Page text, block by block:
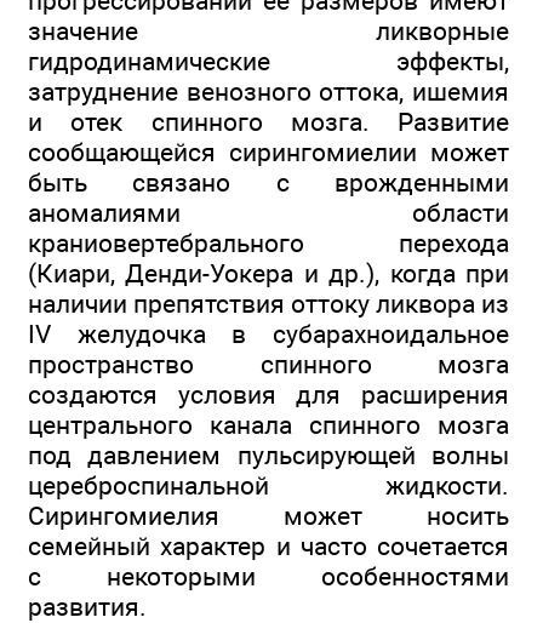
значение ликворные
гидродинамические эффекты,
затруднение венозного оттока, ишемия
и отек спинного мозга. Развитие
сообщающейся сирингомиелии может
быть связано с врожденными
аномалиями области
краниовертебрального перехода
(Киари, Денди-Уокера и др.), когда при
наличии препятствия оттоку ликвора из
IV желудочка в субарахноидальное
пространство спинного мозга
создаются условия для расширения
центрального канала спинного мозга
под давлением пульсирующей волны
цереброспинальной жидкости.
Сирингомиелия может носить
семейный характер и часто сочетается
с некоторыми особенностями
развития.